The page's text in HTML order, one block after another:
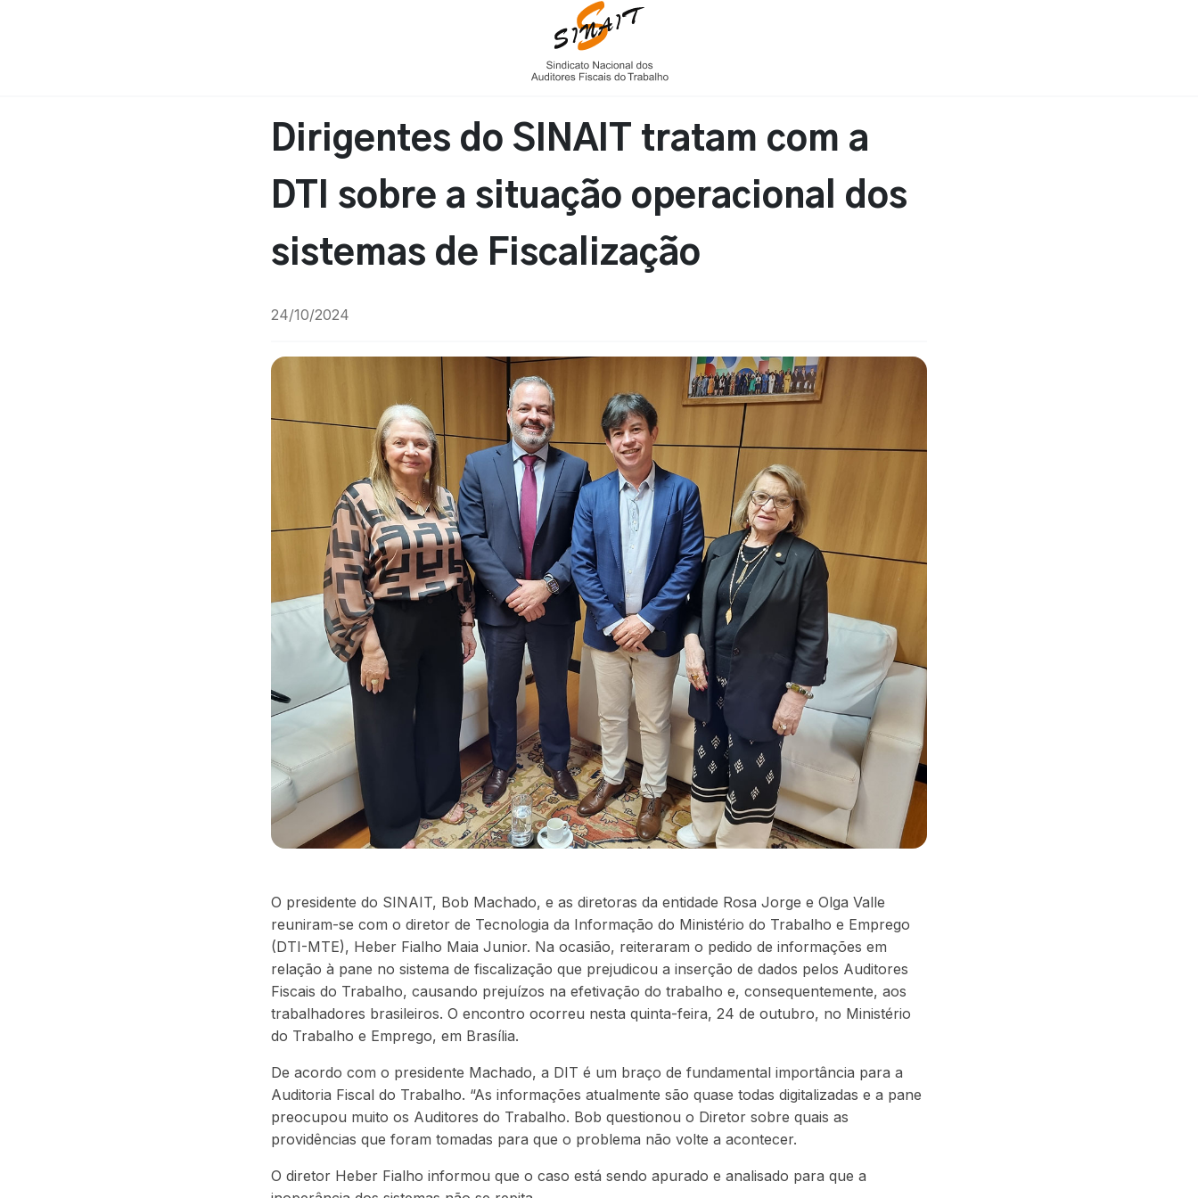
Dirigentes do SINAIT tratam com a
DTI sobre a situação operacional dos
sistemas de Fiscalização
24/10/2024
O presidente do SINAIT, Bob Machado, e as diretoras da entidade Rosa Jorge e Olga Valle
reuniram-se com o diretor de Tecnologia da Informação do Ministério do Trabalho e Emprego
(DTI-MTE), Heber Fialho Maia Junior. Na ocasião, reiteraram o pedido de informações em
relação à pane no sistema de fiscalização que prejudicou a inserção de dados pelos Auditores
Fiscais do Trabalho, causando prejuízos na efetivação do trabalho e, consequentemente, aos
trabalhadores brasileiros. O encontro ocorreu nesta quinta-feira, 24 de outubro, no Ministério
do Trabalho e Emprego, em Brasília.
De acordo com o presidente Machado, a DIT é um braço de fundamental importância para a
Auditoria Fiscal do Trabalho. “As informações atualmente são quase todas digitalizadas e a pane
preocupou muito os Auditores do Trabalho. Bob questionou o Diretor sobre quais as
providências que foram tomadas para que o problema não volte a acontecer.
O diretor Heber Fialho informou que o caso está sendo apurado e analisado para que a